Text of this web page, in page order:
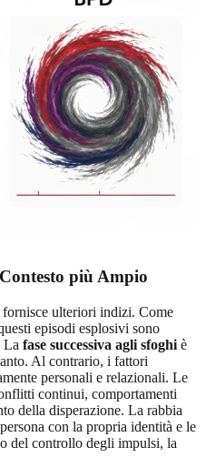
più Ampio
ulteriori indizi. Come
episodi esplosivi sono
La fase successiva agli sfoghi è
Al contrario, i fattori
personali e relazionali. Le
continui, comportamenti
della disperazione. La rabbia
con la propria identità e le
del controllo degli impulsi, la